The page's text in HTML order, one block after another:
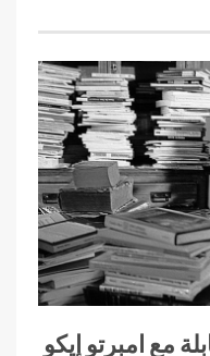
مع امبرتو إيكو